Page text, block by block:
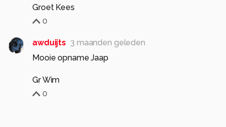
Groet Kees
0
awduijts 3 maanden geleden
Mooie opname Jaap
Gr Wim
0